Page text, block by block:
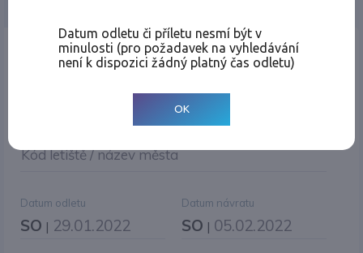
Místo odletu
Kód letiště / název města
Datum odletu
SO | 29.01.2022
Datum návratu
SO | 05.02.2022
Datum odletu či příletu nesmí být v
minulosti (pro požadavek na vyhledávání
není k dispozici žádný platný čas odletu)
OK